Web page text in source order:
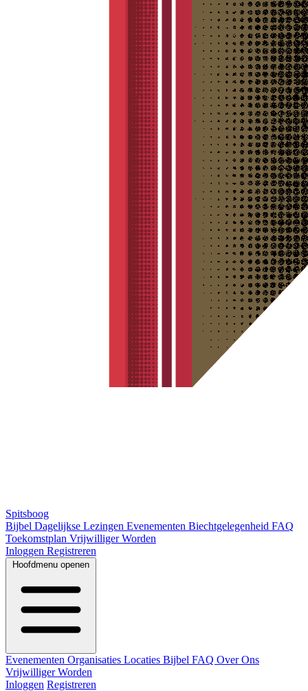
Spitsboog
Bijbel Dagelijkse Lezingen Evenementen Biechtgelegenheid FAQ
Toekomstplan Vrijwilliger Worden
Inloggen Registreren
Hoofdmenu openen
Evenementen Organisaties Locaties Bijbel FAQ Over Ons
Vrijwilliger Worden
Inloggen Registreren